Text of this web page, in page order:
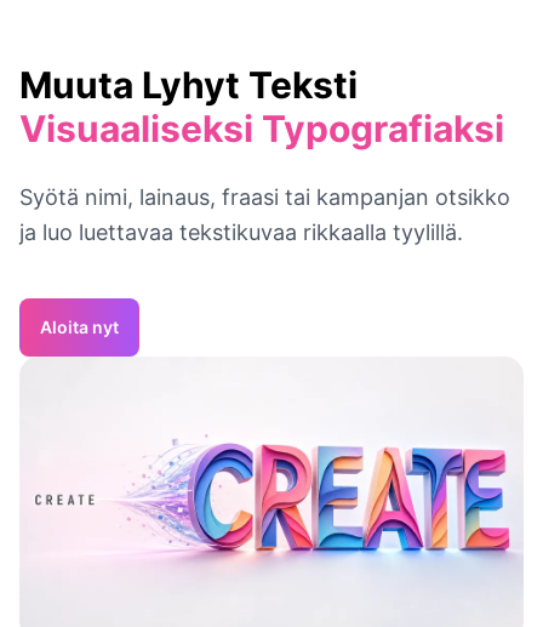
Muuta Lyhyt Teksti
Visuaaliseksi Typografiaksi
Syötä nimi, lainaus, fraasi tai kampanjan otsikko
ja luo luettavaa tekstikuvaa rikkaalla tyylillä.
Aloita nyt